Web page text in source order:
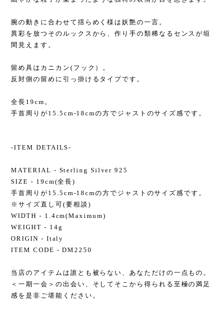
腕の動きに合わせて揺らめく様は妖艶の一言。
異彩を放つそのルックスから、作り手の類稀なるセンスが垣
間見えます。
留め具はカニカン(フック）。
反対側の留めに引っ掛けるタイプです。
全長19cm。
手首周りが15.5cm-18cmの方でジャストのサイズ感です。
-ITEM DETAILS-
MATERIAL - Sterling Silver 925
SIZE - 19cm(全長)
手首周りが15.5cm-18cmの方でジャストのサイズ感です。
※サイズ直し可(要相談)
WIDTH - 1.4cm(Maximum)
WEIGHT - 14g
ORIGIN - Italy
ITEM CODE - DM2250
当店のアイテムは誰とも被らない、あなただけの一点もの。
＜一期一会＞の出会い、そしてそこから得られる至極の満足
感を是非ご堪能ください。